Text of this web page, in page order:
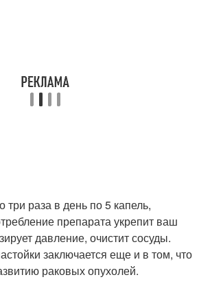
три раза в день по 5 капель,
препарата укрепит ваш
давление, очистит сосуды.
заключается еще и в том, что
раковых опухолей.